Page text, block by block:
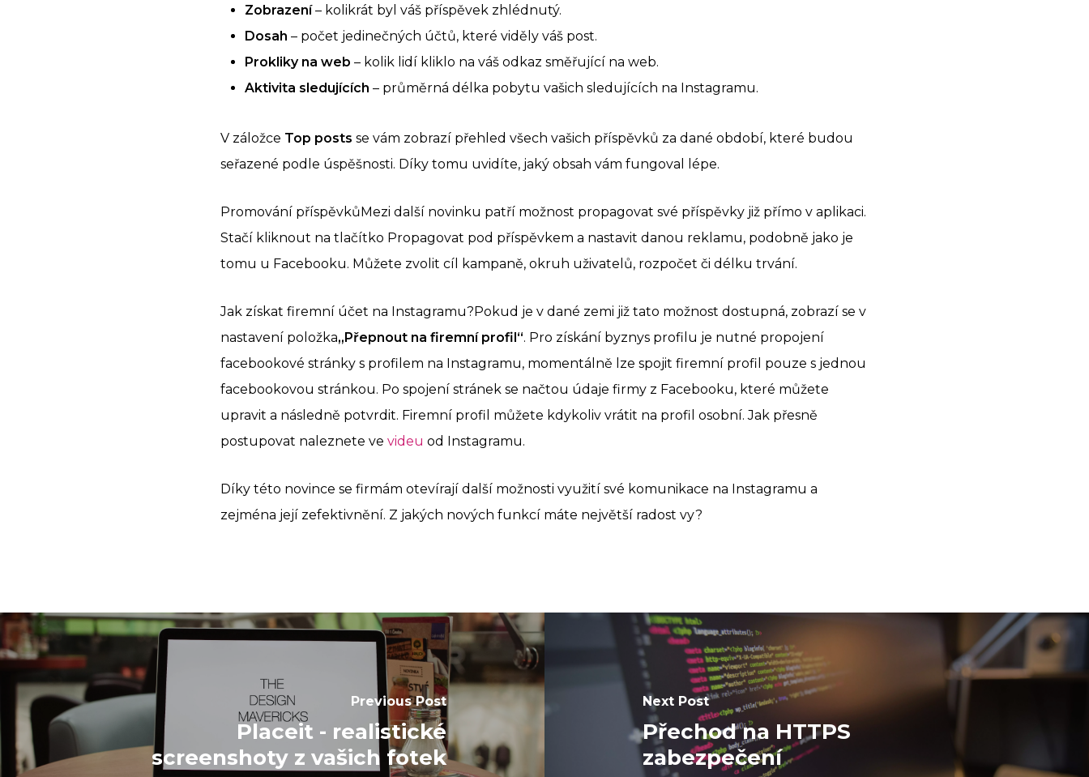
Zobrazení– kolikrát byl váš příspěvek zhlédnutý.
Dosah – počet jedinečných účtů, které viděly váš post.
Prokliky na web – kolik lidí kliklo na váš odkaz směřující na web.
Aktivita sledujících – průměrná délka pobytu vašich sledujících na Instagramu.
V záložce Top posts se vám zobrazí přehled všech vašich příspěvků za dané období, které budou
seřazené podle úspěšnosti. Díky tomu uvidíte, jaký obsah vám fungoval lépe.
Promování příspěvkůMezi další novinku patří možnost propagovat své příspěvky již přímo v aplikaci.
Stačí kliknout na tlačítko Propagovat pod příspěvkem a nastavit danou reklamu, podobně jako je
tomu u Facebooku. Můžete zvolit cíl kampaně, okruh uživatelů, rozpočet či délku trvání.
Jak získat firemní účet na Instagramu?Pokud je v dané zemi již tato možnost dostupná, zobrazí se v
nastavení položka„Přepnout na firemní profil“. Pro získání byznys profilu je nutné propojení
facebookové stránky s profilem na Instagramu, momentálně lze spojit firemní profil pouze s jednou
facebookovou stránkou. Po spojení stránek se načtou údaje firmy z Facebooku, které můžete
upravit a následně potvrdit. Firemní profil můžete kdykoliv vrátit na profil osobní. Jak přesně
postupovat naleznete ve videu od Instagramu.
Díky této novince se firmám otevírají další možnosti využití své komunikace na Instagramu a
zejména její zefektivnění. Z jakých nových funkcí máte největší radost vy?
Previous Post
Placeit - realistické
screenshoty z vašich fotek
Next Post
Přechod na HTTPS
zabezpečení